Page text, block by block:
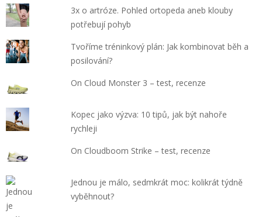
3x o artróze. Pohled ortopeda aneb klouby
potřebují pohyb
Tvoříme tréninkový plán: Jak kombinovat běh a
posilování?
On Cloud Monster 3 – test, recenze
Kopec jako výzva: 10 tipů, jak být nahoře
rychleji
On Cloudboom Strike – test, recenze
Jednou je málo, sedmkrát moc: kolikrát týdně
vyběhnout?